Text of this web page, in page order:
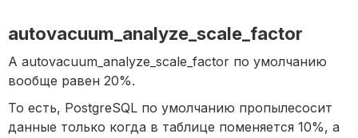
autovacuum_analyze_scale_factor
А autovacuum_analyze_scale_factor по умолчанию
вообще равен 20%.
То есть, PostgreSQL по умолчанию пропылесосит
данные только когда в таблице поменяется 10%, а